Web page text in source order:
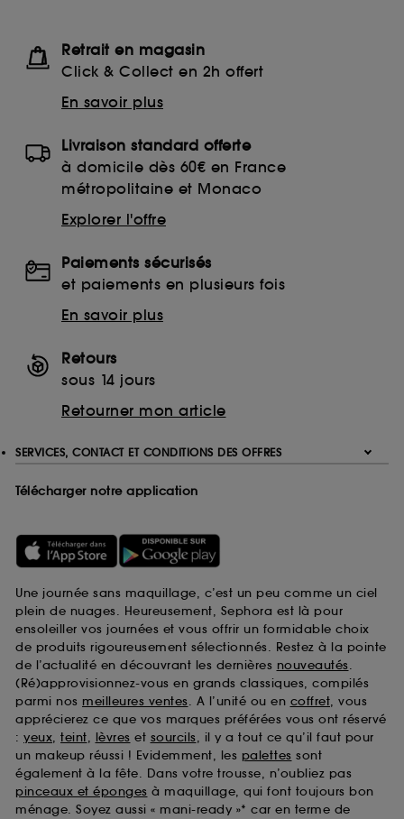
Retrait en magasin
Click & Collect en 2h offert
En savoir plus
Livraison standard offerte
à domicile dès 60€ en France
métropolitaine et Monaco
Explorer l'offre
Paiements sécurisés
et paiements en plusieurs fois
En savoir plus
Retours
sous 14 jours
Retourner mon article
SERVICES, CONTACT ET CONDITIONS DES OFFRES
Télécharger notre application
Une journée sans maquillage, c’est un peu comme un ciel
plein de nuages. Heureusement, Sephora est là pour
ensoleiller vos journées et vous offrir un formidable choix
de produits rigoureusement sélectionnés. Restez à la pointe
de l’actualité en découvrant les dernières nouveautés.
(Ré)approvisionnez-vous en grands classiques, compilés
parmi nos meilleures ventes. A l’unité ou en coffret, vous
apprécierez ce que vos marques préférées vous ont réservé
: yeux, teint, lèvres et sourcils, il y a tout ce qu’il faut pour
un makeup réussi ! Evidemment, les palettes sont
également à la fête. Dans votre trousse, n’oubliez pas
pinceaux et éponges à maquillage, qui font toujours bon
ménage. Soyez aussi « mani-ready »* car en terme de